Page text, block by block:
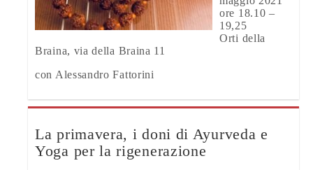
ore 18.10 –
19,25
Orti della
Braina, via della Braina 11
con Alessandro Fattorini
La primavera, i doni di Ayurveda e
Yoga per la rigenerazione